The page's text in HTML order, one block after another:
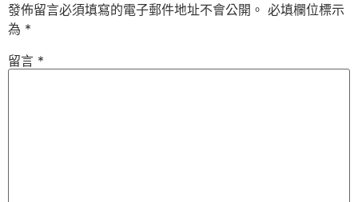
發佈留言必須填寫的電子郵件地址不會公開。 必填欄位標示
為 *
留言 *